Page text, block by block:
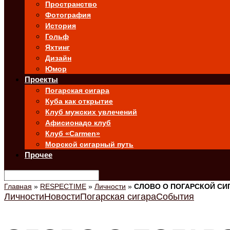
Пространство
Фотография
История
Гольф
Яхтинг
Дизайн
Юмор
Проекты
Погарская сигара
Куба как открытие
Клуб мужских увлечений
Афисионадо клуб
Клуб «Carmen»
Морской сигарный путь
Прочее
Главная » RESPECTIME » Личности » СЛОВО О ПОГАРСКОЙ
ЛичностиНовостиПогарская сигараСобытия